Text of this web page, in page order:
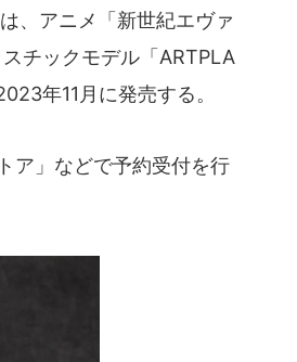
、アニメ「新世紀エヴァ
チックモデル「ARTPLA
年11月に発売する。
ア」などで予約受付を行